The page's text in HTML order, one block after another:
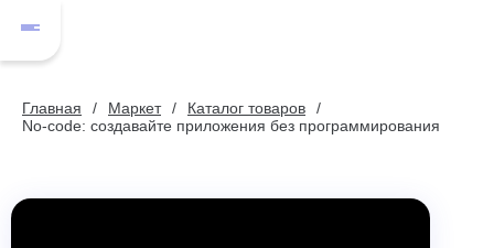
Главная Маркет
Каталог товаров
No-code: создавайте приложения без программирования